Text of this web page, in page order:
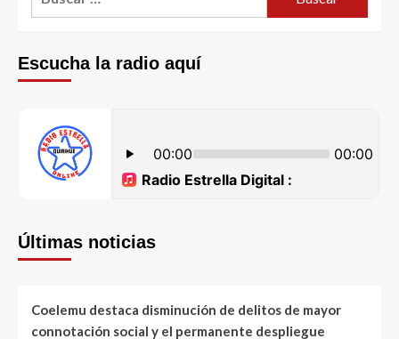
Escucha la radio aquí
Últimas noticias
Coelemu destaca disminución de delitos de mayor
connotación social y el permanente despliegue